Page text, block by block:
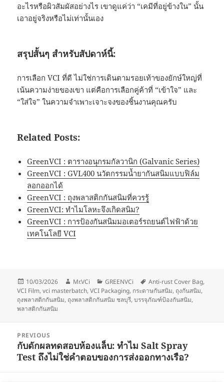
อะไรหรือผิวสัมผัสอย่างไร เขาดูแค่ว่า “เคมีที่อยู่ข้างใน” นั้น
เอาอยู่จริงหรือไม่เท่านั้นเอง
สรุปสั้นๆ สำหรับสัปดาห์นี้:
การเลือก VCI ที่ดี ไม่ใช่การเดินตามรอยเท้าของยักษ์ใหญ่ที่
เน้นความง่ายของเขา แต่คือการเลือกคู่ค้าที่ “เข้าใจ” และ
“ใส่ใจ” ในความจำเพาะเจาะจงของชิ้นงานคุณครับ
Related Posts:
GreenVCI : ตารางอนุกรมกัลวานิก (Galvanic Series)
GreenVCI : GVL400 นวัตกรรมน้ำยากันสนิมแบบฟิล์ม
ลอกออกได้
GreenVCI : ถุงพลาสติกกันสนิมที่ควรรู้
GreenVCI: ทำไมโลหะจึงเกิดสนิม?
GreenVCI : การป้องกันสนิมมอเตอร์รถยนต์ไฟฟ้าด้วย
เทคโนโลยี VCI
Posted
on
10/03/2026 Author
Mr.VCi Categories
GREENVCi Tags
Anti-rust Cover Bag,
VCI Film,vci masterbatch,VCI Packaging, กระดาษกันสนิม, ถุงกันสนิม,
ถุงพลาสติกกันสนิม, ถุงพลาสติกกันสนิม ชลบุรี,บรรจุภัณฑ์ป้องกันสนิม,
พลาสติกกันสนิม
navigation
PREVIOUS
Previous
post:
กับดักผลทดสอบห้องแล็บ: ทำไม Salt Spray
Test ถึงไม่ใช่คำตอบของการส่งออกทางเรือ?